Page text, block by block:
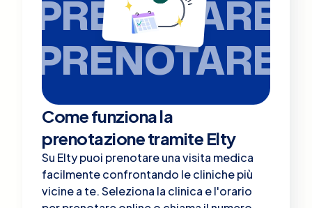
PRENOTARE
PRENOTARE
Come funziona la
prenotazione tramite Elty
Su Elty puoi prenotare una visita medica
facilmente confrontando le cliniche più
vicine a te. Seleziona la clinica e l'orario